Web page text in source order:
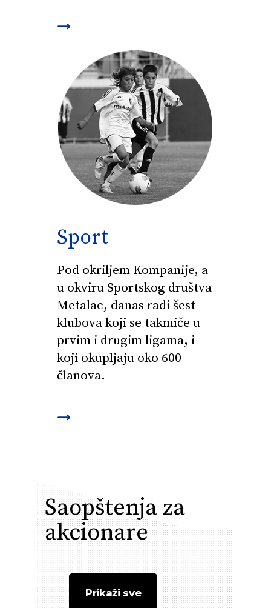
Sport
Pod okriljem Kompanije, a
u okviru Sportskog društva
Metalac, danas radi šest
klubova koji se takmiče u
prvim i drugim ligama, i
koji okupljaju oko 600
članova.
Saopštenja za
akcionare
Prikaži sve